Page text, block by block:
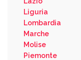
Liguria
Lombardia
Marche
Molise
Piemonte